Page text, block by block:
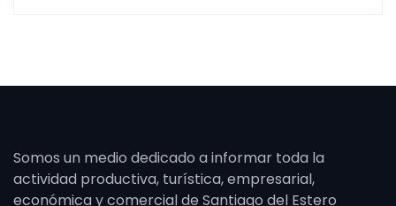
Somos un medio dedicado a informar toda la
actividad productiva, turística, empresarial,
económica y comercial de Santiago del Estero